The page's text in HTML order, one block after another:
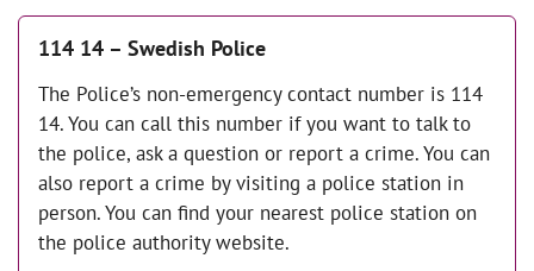
114 14 – Swedish Police
The Police’s non-emergency contact number is 114
14. You can call this number if you want to talk to
the police, ask a question or report a crime. You can
also report a crime by visiting a police station in
person. You can find your nearest police station on
the police authority website.